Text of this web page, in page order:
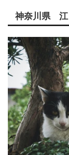
神奈川県 江